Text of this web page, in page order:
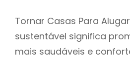
Tornar Casas Para
sustentável significa
mais saudáveis e